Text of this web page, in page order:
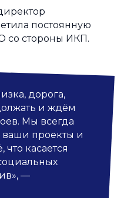
постоянную
со стороны ИКП.
дорога,
и ждём
Мы всегда
ваши проекты и
что касается
—